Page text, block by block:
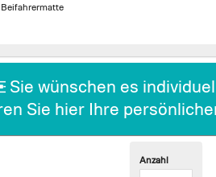
Sie wünschen es
Sie hier Ihre
Anzahl